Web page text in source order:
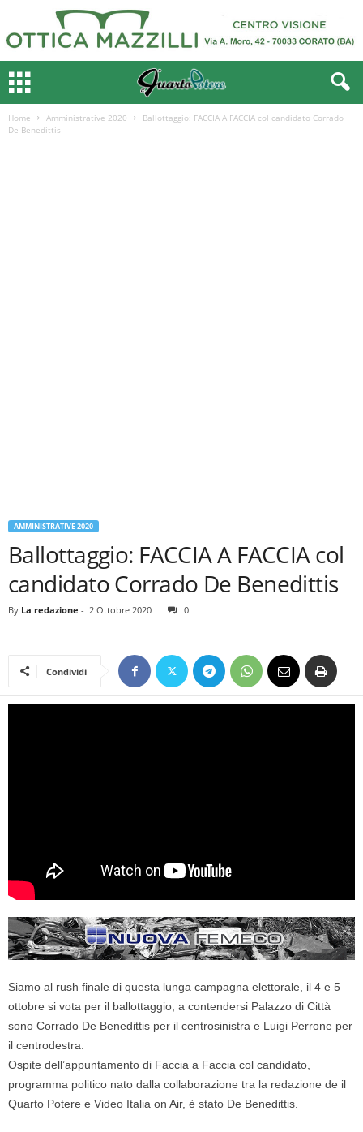
Home Amministrative 2020
Ballottaggio: FACCIA A FACCIA col candidato Corrado
De Benedittis
AMMINISTRATIVE 2020
Ballottaggio: FACCIA A FACCIA col
candidato Corrado De Benedittis
By La redazione - 2 Ottobre 2020 0
Condividi
Siamo al rush finale di questa lunga campagna elettorale, il 4 e 5
ottobre si vota per il ballottaggio, a contendersi Palazzo di Città
sono Corrado De Benedittis per il centrosinistra e Luigi Perrone per
il centrodestra.
Ospite dell’appuntamento di Faccia a Faccia col candidato,
programma politico nato dalla collaborazione tra la redazione de il
Quarto Potere e Video Italia on Air, è stato De Benedittis.